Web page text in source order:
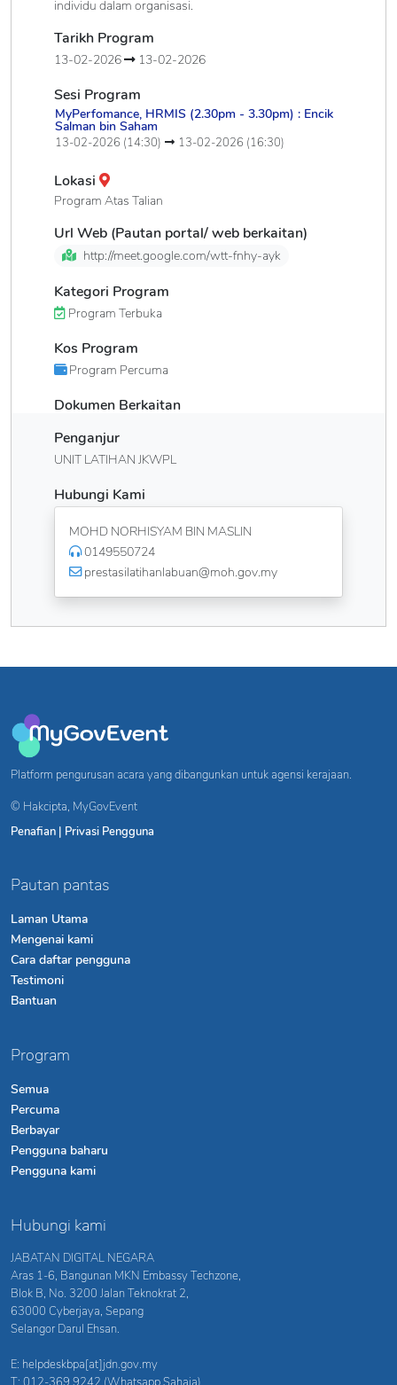
individu dalam organisasi.
Tarikh Program
13-02-2026 13-02-2026
Sesi Program
MyPerfomance, HRMIS (2.30pm - 3.30pm) : Encik
Salman bin Saham
13-02-2026 (14:30) 13-02-2026 (16:30)
Lokasi
Program Atas Talian
Url Web (Pautan portal/ web berkaitan)
http://meet.google.com/wtt-fnhy-ayk
Kategori Program
Program Terbuka
Kos Program
Program Percuma
Dokumen Berkaitan
Penganjur
UNIT LATIHAN JKWPL
Hubungi Kami
MOHD NORHISYAM BIN MASLIN
0149550724
prestasilatihanlabuan@moh.gov.my
Platform pengurusan acara yang dibangunkan untuk agensi kerajaan.
© Hakcipta, MyGovEvent
Penafian | Privasi Pengguna
Pautan pantas
Laman Utama
Mengenai kami
Cara daftar pengguna
Testimoni
Bantuan
Program
Semua
Percuma
Berbayar
Pengguna baharu
Pengguna kami
Hubungi kami
JABATAN DIGITAL NEGARA
Aras 1-6, Bangunan MKN Embassy Techzone,
Blok B, No. 3200 Jalan Teknokrat 2,
63000 Cyberjaya, Sepang
Selangor Darul Ehsan.
E: helpdeskbpa[at]jdn.gov.my
T: 012-369 9242 (Whatsapp Sahaja)